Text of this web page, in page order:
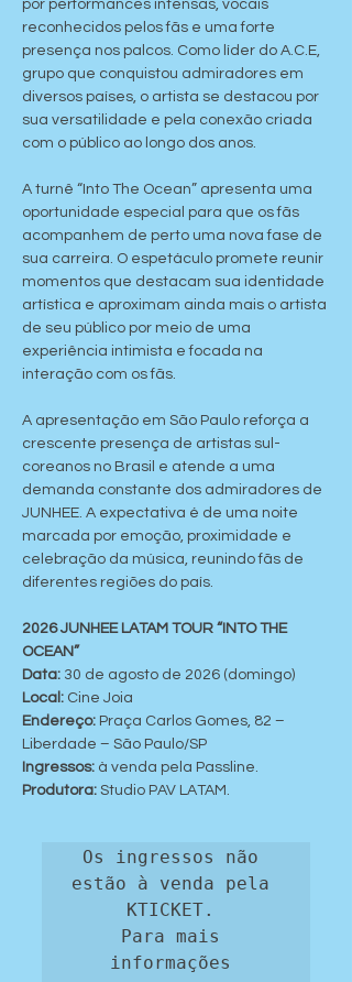
por performances intensas, vocais
reconhecidos pelos fãs e uma forte
presença nos palcos. Como líder do A.C.E,
grupo que conquistou admiradores em
diversos países, o artista se destacou por
sua versatilidade e pela conexão criada
com o público ao longo dos anos.
A turnê “Into The Ocean” apresenta uma
oportunidade especial para que os fãs
acompanhem de perto uma nova fase de
sua carreira. O espetáculo promete reunir
momentos que destacam sua identidade
artística e aproximam ainda mais o artista
de seu público por meio de uma
experiência intimista e focada na
interação com os fãs.
A apresentação em São Paulo reforça a
crescente presença de artistas sul-
coreanos no Brasil e atende a uma
demanda constante dos admiradores de
JUNHEE. A expectativa é de uma noite
marcada por emoção, proximidade e
celebração da música, reunindo fãs de
diferentes regiões do país.
2026 JUNHEE LATAM TOUR “INTO THE
OCEAN”
Data: 30 de agosto de 2026 (domingo)
Local: Cine Joia
Endereço: Praça Carlos Gomes, 82 –
Liberdade – São Paulo/SP
Ingressos: à venda pela Passline.
Produtora: Studio PAV LATAM.
Os ingressos não
estão à venda pela
KTICKET.
Para mais
informações